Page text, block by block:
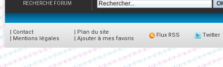
RECHERCHE FORUM
| Contact
| Mentions légales
| Plan du site
| Ajouter à mes favoris
Flux RSS Twitter